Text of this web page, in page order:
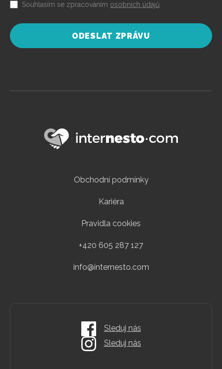
Souhlasím se zpracováním osobních údajů
ODESLAT ZPRÁVU
Obchodní podmínky
Kariéra
Pravidla cookies
+420 605 287 127
info@internesto.com
Sleduj nás
Sleduj nás